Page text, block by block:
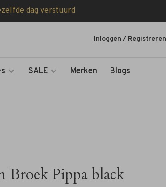
dag verstuurd
SALE Merken Blogs
Inloggen / Registreren
Broek Pippa black